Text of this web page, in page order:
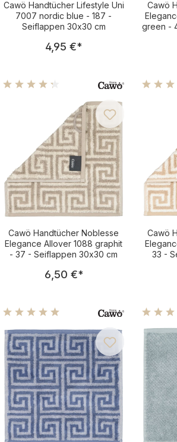
Cawö Handtücher Lifestyle Uni
7007 nordic blue - 187 -
Seiflappen 30x30 cm
Regulärer Preis:
4,95 €*
Cawö
green -
Durchschnittliche Bewertung von
Cawö Handtücher Noblesse
Elegance Allover 1088 graphit
- 37 - Seiflappen 30x30 cm
Regulärer Preis:
6,50 €*
Cawö
33 -
Durchschnittliche Bewertung von